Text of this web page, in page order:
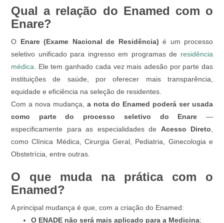
Qual a relação do Enamed com o
Enare?
O Enare (Exame Nacional de Residência) é um processo
seletivo unificado para ingresso em programas de residência
médica. Ele tem ganhado cada vez mais adesão por parte das
instituições de saúde, por oferecer mais transparência,
equidade e eficiência na seleção de residentes.
Com a nova mudança, a nota do Enamed poderá ser usada
como parte do processo seletivo do Enare —
especificamente para as especialidades de Acesso Direto,
como Clínica Médica, Cirurgia Geral, Pediatria, Ginecologia e
Obstetrícia, entre outras.
O que muda na prática com o
Enamed?
A principal mudança é que, com a criação do Enamed:
O ENADE não será mais aplicado para a Medicina;